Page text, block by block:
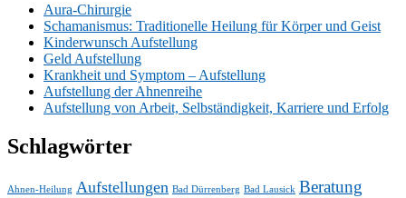
Aura-Chirurgie
Schamanismus: Traditionelle Heilung für Körper und Geist
Kinderwunsch Aufstellung
Geld Aufstellung
Krankheit und Symptom – Aufstellung
Aufstellung der Ahnenreihe
Aufstellung von Arbeit, Selbständigkeit, Karriere und Erfolg
Schlagwörter
Ahnen-Heilung Aufstellungen Bad Dürrenberg Bad Lausick Beratung